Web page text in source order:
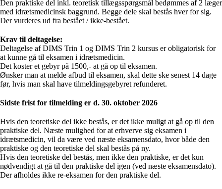
Den praktiske del inkl. teoretisk tillægsspørgsmål bedømmes af 2 læger
med idrætsmedicinsk baggrund. Begge dele skal bestås hver for sig.
Der vurderes ud fra bestået / ikke-bestået.
Krav til deltagelse:
Deltagelse af DIMS Trin 1 og DIMS Trin 2 kursus er obligatorisk for
at kunne gå til eksamen i idrætsmedicin.
Det koster et gebyr på 1500,- at gå op til eksamen.
Ønsker man at melde afbud til eksamen, skal dette ske senest 14 dage
før, hvis man skal have tilmeldingsgebyret refunderet.
Sidste frist for tilmelding er d. 30. oktober 2026
Hvis den teoretiske del ikke bestås, er det ikke muligt at gå op til den
praktiske del. Næste mulighed for at erhverve sig eksamen i
idrætsmedicin, vil da være ved næste eksamensdato, hvor både den
praktiske og den teoretiske del skal bestås på ny.
Hvis den teoretiske del bestås, men ikke den praktiske, er det kun
nødvendigt at gå til den praktiske del igen (ved næste eksamensdato).
Der afholdes ikke re-eksamen for den praktiske del.